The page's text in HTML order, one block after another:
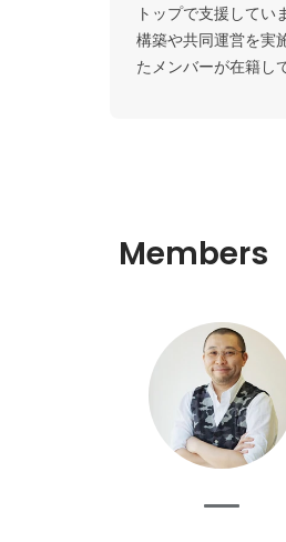
トップで支援して
構築や共同運営を実
たメンバーが在籍し
Members